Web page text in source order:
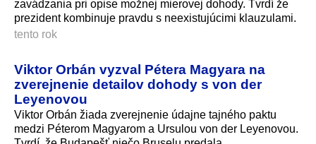
zavádzania pri opise možnej mierovej dohody. Tvrdí že
prezident kombinuje pravdu s neexistujúcimi klauzulami.
tento rok
Viktor Orbán vyzval Pétera Magyara na
zverejnenie detailov dohody s von der
Leyenovou
Viktor Orbán žiada zverejnenie údajne tajného paktu
medzi Péterom Magyarom a Ursulou von der Leyenovou.